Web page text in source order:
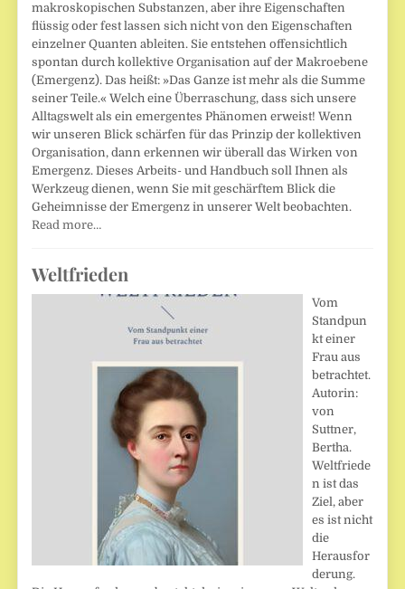
makroskopischen Substanzen, aber ihre Eigenschaften
flüssig oder fest lassen sich nicht von den Eigenschaften
einzelner Quanten ableiten. Sie entstehen offensichtlich
spontan durch kollektive Organisation auf der Makroebene
(Emergenz). Das heißt: »Das Ganze ist mehr als die Summe
seiner Teile.« Welch eine Überraschung, dass sich unsere
Alltagswelt als ein emergentes Phänomen erweist! Wenn
wir unseren Blick schärfen für das Prinzip der kollektiven
Organisation, dann erkennen wir überall das Wirken von
Emergenz. Dieses Arbeits- und Handbuch soll Ihnen als
Werkzeug dienen, wenn Sie mit geschärftem Blick die
Geheimnisse der Emergenz in unserer Welt beobachten.
Read more…
Weltfrieden
Vom
Standpun
kt einer
Frau aus
betrachtet.
Autorin:
von
Suttner,
Bertha.
Weltfriede
n ist das
Ziel, aber
es ist nicht
die
Herausfor
derung.